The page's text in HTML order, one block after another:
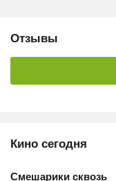
Отзывы
Кино сегодня